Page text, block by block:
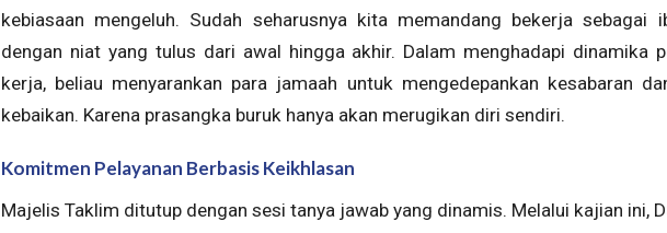
kebiasaan mengeluh. Sudah seharusnya kita memandang bekerja sebagai
dengan niat yang tulus dari awal hingga akhir. Dalam menghadapi dinamika
kerja, beliau menyarankan para jamaah untuk mengedepankan kesabaran
kebaikan. Karena prasangka buruk hanya akan merugikan diri sendiri.
Komitmen Pelayanan Berbasis Keikhlasan
Majelis Taklim ditutup dengan sesi tanya jawab yang dinamis. Melalui kajian ini,